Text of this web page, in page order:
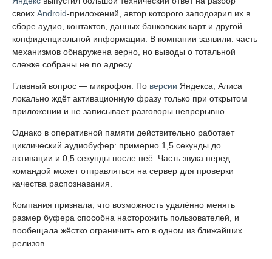
своих Android-приложений, автор которого заподозрил их в
сборе аудио, контактов, данных банковских карт и другой
конфиденциальной информации. В компании заявили: часть
механизмов обнаружена верно, но выводы о тотальной
слежке собраны не по адресу.
Главный вопрос — микрофон. По версии Яндекса, Алиса
локально ждёт активационную фразу только при открытом
приложении и не записывает разговоры непрерывно.
Однако в оперативной памяти действительно работает
циклический аудиобуфер: примерно 1,5 секунды до
активации и 0,5 секунды после неё. Часть звука перед
командой может отправляться на сервер для проверки
качества распознавания.
Компания признала, что возможность удалённо менять
размер буфера способна насторожить пользователей, и
пообещала жёстко ограничить его в одном из ближайших
релизов.